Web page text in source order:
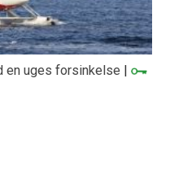
en uges forsinkelse |